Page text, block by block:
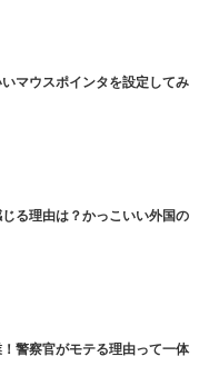
マウスポインタを設定してみ
る理由は？かっこいい外国の
警察官がモテる理由って一体